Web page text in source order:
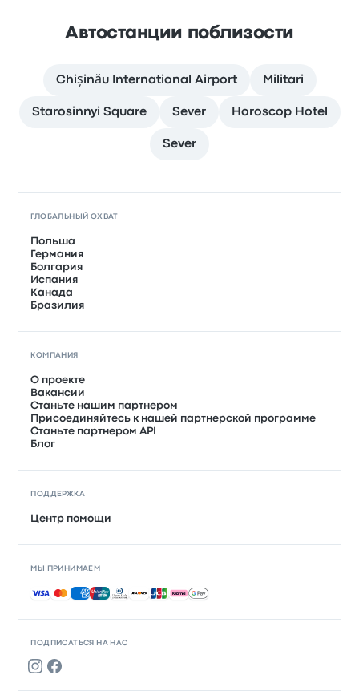
Автостанции поблизости
Chișinău International Airport Militari
Starosinnyi Square Sever Horoscop Hotel
Sever
ПОДПИСАТЬСЯ НА НАС
ГЛОБАЛЬНЫЙ ОХВАТ
Польша
Германия
Болгария
Испания
Канада
Бразилия
КОМПАНИЯ
О проекте
Вакансии
Станьте нашим партнером
Присоединяйтесь к нашей партнерской программе
Станьте партнером API
Блог
ПОДДЕРЖКА
Центр помощи
МЫ ПРИНИМАЕМ
Принимаемые способы оплаты